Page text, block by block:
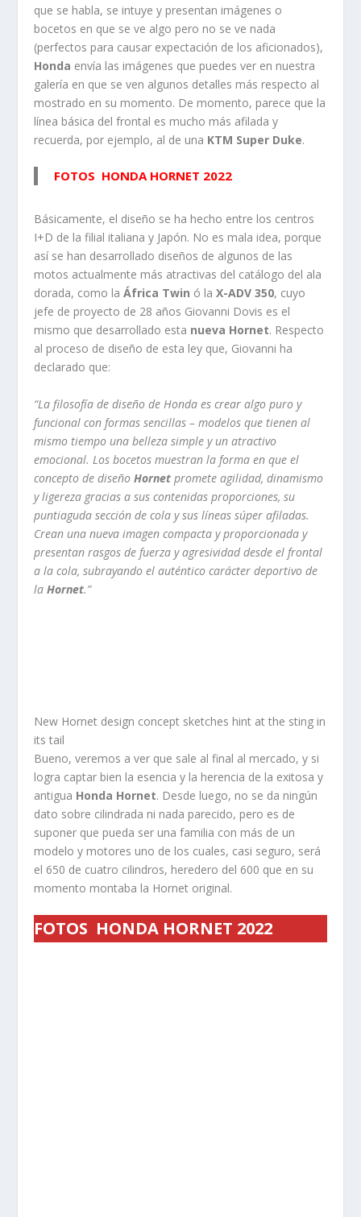
que se habla, se intuye y presentan imágenes o
bocetos en que se ve algo pero no se ve nada
(perfectos para causar expectación de los aficionados),
Honda envía las imágenes que puedes ver en nuestra
galería en que se ven algunos detalles más respecto al
mostrado en su momento. De momento, parece que la
línea básica del frontal es mucho más afilada y
recuerda, por ejemplo, al de una KTM Super Duke.
FOTOS HONDA HORNET 2022
Básicamente, el diseño se ha hecho entre los centros
I+D de la filial italiana y Japón. No es mala idea, porque
así se han desarrollado diseños de algunos de las
motos actualmente más atractivas del catálogo del ala
dorada, como laÁfrica Twin ó laX-ADV 350, cuyo
jefe de proyecto de 28 años Giovanni Dovis es el
mismo que desarrollado esta nueva Hornet. Respecto
al proceso de diseño de esta ley que, Giovanni ha
declarado que:
“La filosofía de diseño de Honda es crear algo puro y
funcional con formas sencillas – modelos que tienen al
mismo tiempo una belleza simple y un atractivo
emocional. Los bocetos muestran la forma en que el
concepto de diseñoHornet promete agilidad, dinamismo
y ligereza gracias a sus contenidas proporciones, su
puntiaguda sección de cola y sus líneas súper afiladas.
Crean una nueva imagen compacta y proporcionada y
presentan rasgos de fuerza y agresividad desde el frontal
a la cola, subrayando el auténtico carácter deportivo de
laHornet.”
New Hornet design concept sketches hint at the sting in
its tail
Bueno, veremos a ver que sale al final al mercado, y si
logra captar bien la esencia y la herencia de la exitosa y
antigua Honda Hornet. Desde luego, no se da ningún
dato sobre cilindrada ni nada parecido, pero es de
suponer que pueda ser una familia con más de un
modelo y motores uno de los cuales, casi seguro, será
el 650 de cuatro cilindros, heredero del 600 que en su
momento montaba la Hornet original.
FOTOS HONDA HORNET 2022